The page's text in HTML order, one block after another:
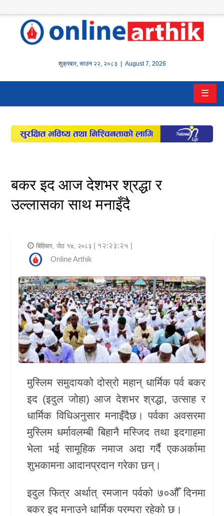
शुक्रबार, साउन २२, २०८३ | August 7, 2026
होम
वित्त
इन्स्योरेन्स
अटो
राजनीति
भिडियो
अन्य
समाचार
सूचना
प्रविधि
शिक्षा
स्वास्थ्य
खेलकुद
Unicode
☰
बकर इद आज देशभर श्रद्धा र
उल्लासका साथ मनाइँदै
बिहिबार, जेठ १४, २०८३ | १२:२३:२५ |
Online Arthik
मुस्लिम समुदायको दोस्रो महान् धार्मिक पर्वबकर
इद (इदुल जोहा) आज देशभर श्रद्धा, उत्साह र
धार्मिक विधिअनुसार मनाइँदैछ। पर्वका अवसरमा
मुस्लिम धर्मावलम्बी बिहानै मस्जिद तथा इदगाहमा
भेला भई सामूहिक नमाज अदा गर्दै एकअर्कामा
शुभकामना आदानप्रदान गरेका छन्।
इदुल फित्रअर्थात् रमजान पर्वको ७०औँ दिनमा
बकर इद मनाउने धार्मिक परम्परा रहेको छ।